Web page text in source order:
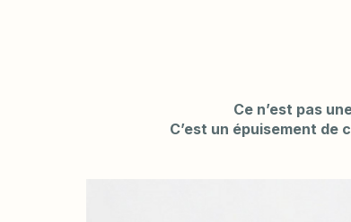
Ce n’est pas
C’est un épuisement de